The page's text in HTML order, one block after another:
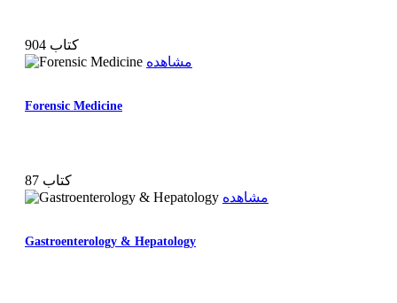
904 کتاب
مشاهده
Forensic Medicine
87 کتاب
مشاهده
Gastroenterology & Hepatology